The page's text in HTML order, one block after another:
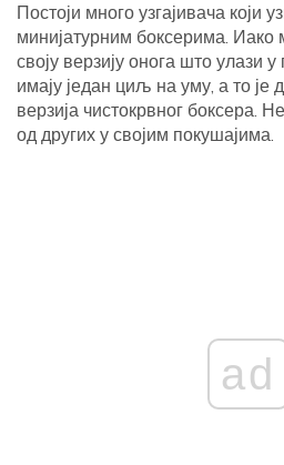
Постоји много узгајивача који
минијатурним боксерима. Иако
своју верзију онога што улази
имају један циљ на уму, а то је
верзија чистокрвног боксера.
од других у својим покушајима.
ad